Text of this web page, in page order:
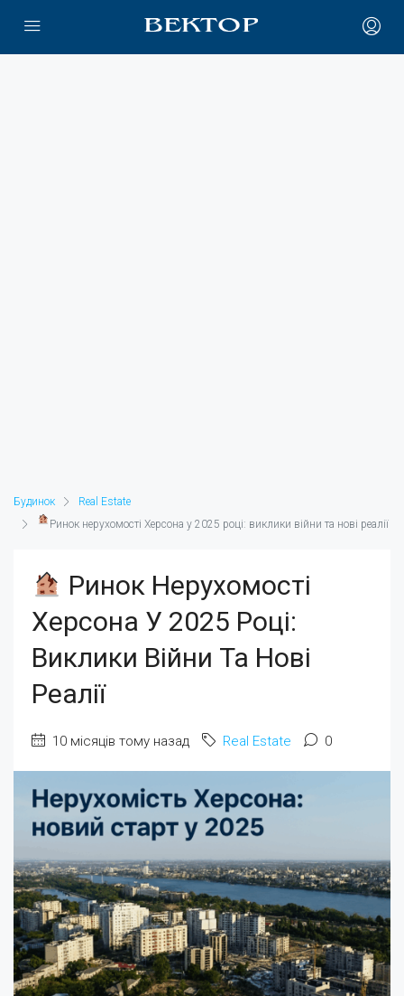
Будинок
Real Estate
Ринок нерухомості Херсона у 2025 році: виклики війни та нові реалії
Ринок Нерухомості
Херсона У 2025 Році:
Виклики Війни Та Нові
Реалії
10 місяців тому назад Real Estate 0